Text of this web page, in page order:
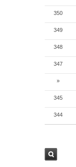
350
349
348
347
»
345
344